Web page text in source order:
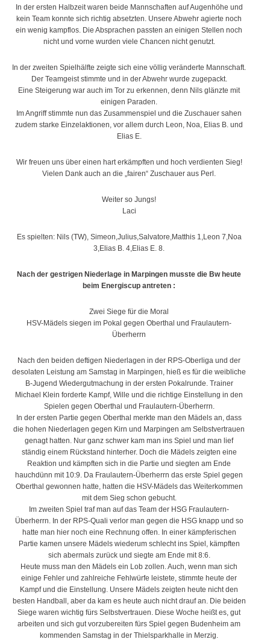
In der ersten Halbzeit waren beide Mannschaften auf Augenhöhe und
kein Team konnte sich richtig absetzten. Unsere Abwehr agierte noch
ein wenig kampflos. Die Absprachen passten an einigen Stellen noch
nicht und vorne wurden viele Chancen nicht genutzt.
In der zweiten Spielhälfte zeigte sich eine völlig veränderte Mannschaft.
Der Teamgeist stimmte und in der Abwehr wurde zugepackt.
Eine Steigerung war auch im Tor zu erkennen, denn Nils glänzte mit
einigen Paraden.
Im Angriff stimmte nun das Zusammenspiel und die Zuschauer sahen
zudem starke Einzelaktionen, vor allem durch Leon, Noa, Elias B. und
Elias E.
Wir freuen uns über einen hart erkämpften und hoch verdienten Sieg!
Vielen Dank auch an die „fairen“ Zuschauer aus Perl.
Weiter so Jungs!
Laci
Es spielten: Nils (TW), Simeon,Julius,Salvatore,Matthis 1,Leon 7,Noa
3,Elias B. 4,Elias E. 8.
Nach der gestrigen Niederlage in Marpingen musste die Bw heute
beim Energiscup antreten :
Zwei Siege für die Moral
HSV-Mädels siegen im Pokal gegen Oberthal und Fraulautern-
Überherrn
Nach den beiden deftigen Niederlagen in der RPS-Oberliga und der
desolaten Leistung am Samstag in Marpingen, hieß es für die weibliche
B-Jugend Wiedergutmachung in der ersten Pokalrunde. Trainer
Michael Klein forderte Kampf, Wille und die richtige Einstellung in den
Spielen gegen Oberthal und Fraulautern-Überherrn.
In der ersten Partie gegen Oberthal merkte man den Mädels an, dass
die hohen Niederlagen gegen Kirn und Marpingen am Selbstvertrauen
genagt hatten. Nur ganz schwer kam man ins Spiel und man lief
ständig einem Rückstand hinterher. Doch die Mädels zeigten eine
Reaktion und kämpften sich in die Partie und siegten am Ende
hauchdünn mit 10:9. Da Fraulautern-Überherrn das erste Spiel gegen
Oberthal gewonnen hatte, hatten die HSV-Mädels das Weiterkommen
mit dem Sieg schon gebucht.
Im zweiten Spiel traf man auf das Team der HSG Fraulautern-
Überherrn. In der RPS-Quali verlor man gegen die HSG knapp und so
hatte man hier noch eine Rechnung offen. In einer kämpferischen
Partie kamen unsere Mädels wiederum schlecht ins Spiel, kämpften
sich abermals zurück und siegte am Ende mit 8:6.
Heute muss man den Mädels ein Lob zollen. Auch, wenn man sich
einige Fehler und zahlreiche Fehlwürfe leistete, stimmte heute der
Kampf und die Einstellung. Unsere Mädels zeigten heute nicht den
besten Handball, aber da kam es heute auch nicht drauf an. Die beiden
Siege waren wichtig fürs Selbstvertrauen. Diese Woche heißt es, gut
arbeiten und sich gut vorzubereiten fürs Spiel gegen Budenheim am
kommenden Samstag in der Thielsparkhalle in Merzig.